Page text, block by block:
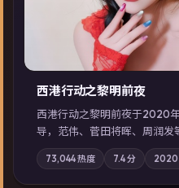
西港行动之黎明前夜
西港行动之黎明前夜于2020
导，范伟、菅田将晖、周润发
亲情与职责必须在倒计时结束
气质；站内亦可通过「国产免
索同类型高分佳作，畅享高清
73,044热度 7.4分